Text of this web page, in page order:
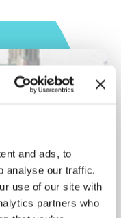
and ads, to
analyse our traffic.
use of our site with
partners who